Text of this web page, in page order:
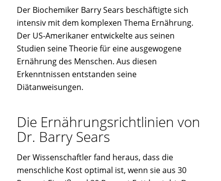
Der Biochemiker Barry Sears beschäftigte sich
intensiv mit dem komplexen Thema Ernährung.
Der US-Amerikaner entwickelte aus seinen
Studien seine Theorie für eine ausgewogene
Ernährung des Menschen. Aus diesen
Erkenntnissen entstanden seine
Diätanweisungen.
Die Ernährungsrichtlinien von
Dr. Barry Sears
Der Wissenschaftler fand heraus, dass die
menschliche Kost optimal ist, wenn sie aus 30